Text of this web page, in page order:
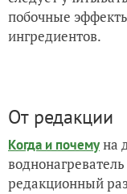
побочные
ингредиентов.
От редакции
Когда и почемуна
редакционный